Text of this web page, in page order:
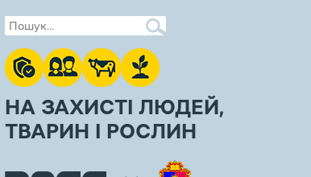
НА ЗАХИСТІ ЛЮДЕЙ,
ТВАРИН І РОСЛИН